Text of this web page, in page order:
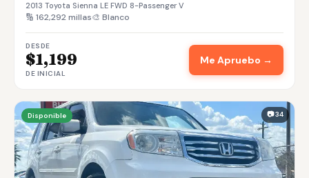
2013 Toyota Sienna LE FWD 8-Passenger V
🔢 162,292 millas🎨 Blanco
DESDE
$1,199
DE INICIAL
Me Apruebo →
Disponible 📷 34